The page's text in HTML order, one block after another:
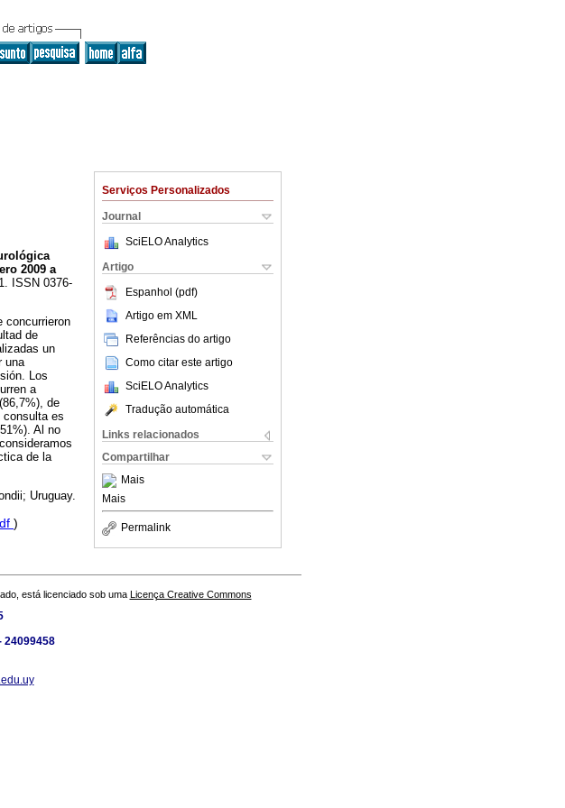
Serviços Personalizados
Journal
SciELO Analytics
Artigo
Espanhol (pdf)
Artigo em XML
Referências do artigo
Como citar este artigo
SciELO Analytics
Tradução automática
Links relacionados
Compartilhar
Mais
Mais
Permalink
2009 a
ISSN 0376-
concurrieron
de
un
una
Los
a
de
es
Al no
de la
Uruguay.
)
está licenciado sob uma Licença Creative Commons
24099458